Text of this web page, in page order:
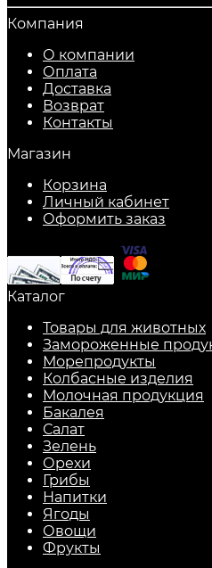
Компания
О компании
Оплата
Доставка
Возврат
Контакты
Магазин
Корзина
Личный кабинет
Оформить заказ
Каталог
Товары для животных
Замороженные
Морепродукты
Колбасные изделия
Молочная продукция
Бакалея
Салат
Зелень
Орехи
Грибы
Напитки
Ягоды
Овощи
Фрукты